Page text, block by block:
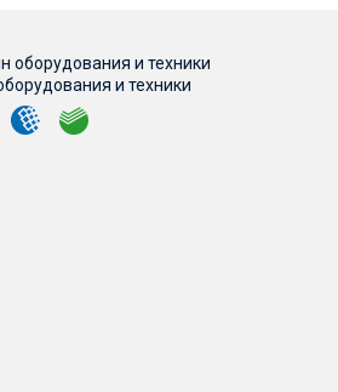
и техники